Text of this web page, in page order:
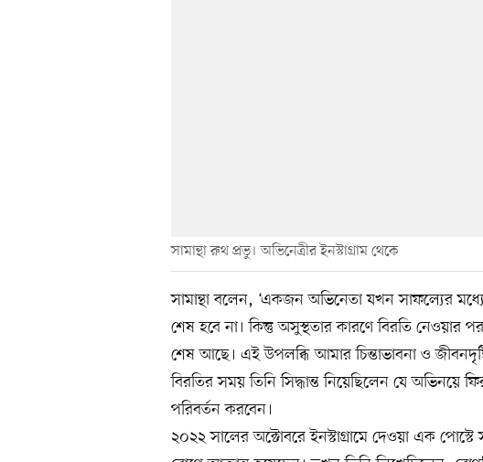
সামান্থা রুথ প্রভু। অভিনেত্রীর ইনস্টাগ্রাম থেকে
সামান্থা বলেন, ‘একজন অভিনেতা যখন সাফল্যের
শেষ হবে না। কিন্তু অসুস্থতার কারণে বিরতি
শেষ আছে। এই উপলব্ধি আমার চিন্তাভাবনা ও
বিরতির সময় তিনি সিদ্ধান্ত নিয়েছিলেন যে
পরিবর্তন করবেন।
২০২২ সালের অক্টোবরে ইনস্টাগ্রামে দেওয়া এক পোস্টে